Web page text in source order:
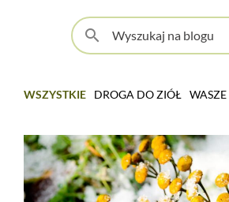
search
WSZYSTKIE DROGA DO ZIÓŁ WASZE